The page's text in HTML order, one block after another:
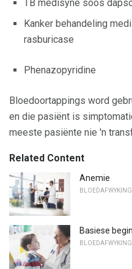
TB medisyne soos
Kanker behandeling
rasburicase
Phenazopyridine
Bloedoortappings word
en die pasiënt is
meeste pasiënte nie 'n
Related Content
Anemie
Basiese